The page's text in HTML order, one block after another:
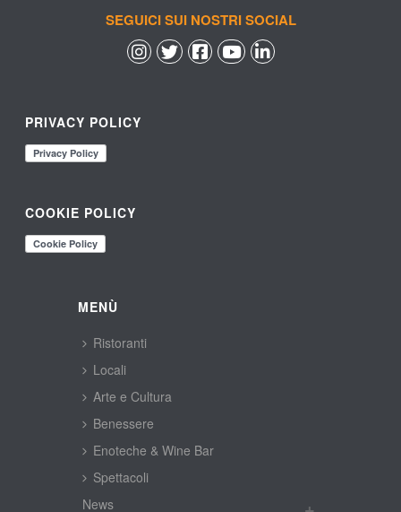
SEGUICI SUI NOSTRI SOCIAL
PRIVACY POLICY
COOKIE POLICY
MENÙ
Ristoranti
Locali
Arte e Cultura
Benessere
Enoteche & Wine Bar
Spettacoli
New